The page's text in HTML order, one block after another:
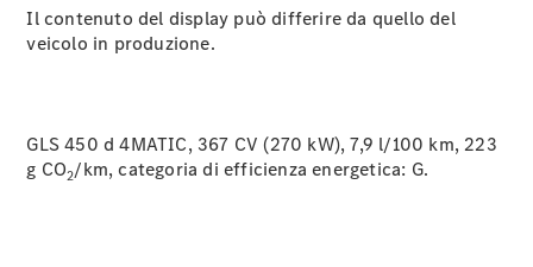
Il contenuto del display può differire da quello del
veicolo in produzione.
GLS 450 d 4MATIC, 367 CV (270 kW), 7,9 l/100 km, 223
g CO2/km, categoria di efficienza energetica: G.